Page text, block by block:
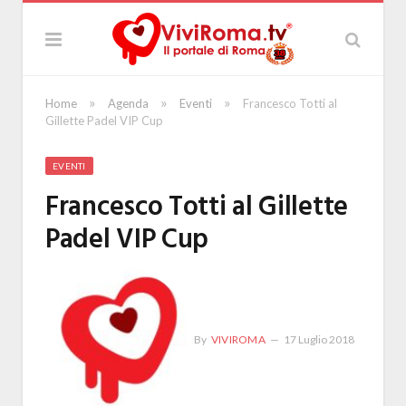
Home » Agenda » Eventi »
Francesco Totti al
Gillette Padel VIP Cup
EVENTI
Francesco Totti al Gillette
Padel VIP Cup
By VIVIROMA 17 Luglio 2018